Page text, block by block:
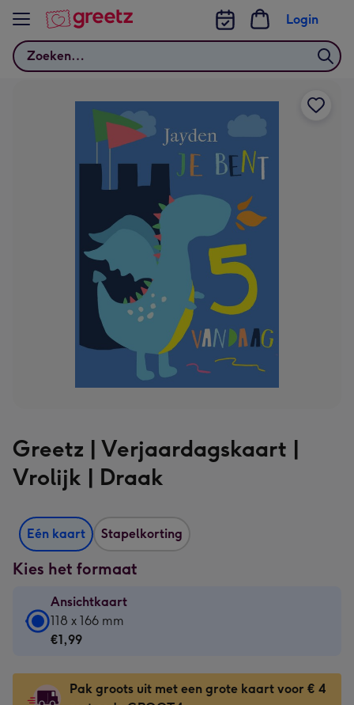
Bekijk meer
Zoeken
Login
Greetz | Verjaardagskaart |
Vrolijk | Draak
Eén kaart Stapelkorting
Kies het formaat
Ansichtkaart
Ansichtkaart
-
-
118
118 x 166 mm
€1,99
Pak groots uit met een grote kaart voor € 4